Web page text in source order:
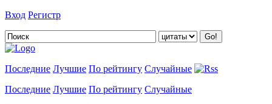
Вход Регистр
Последние Лучшие По рейтингу Случайные
Последние Лучшие По рейтингу Случайные